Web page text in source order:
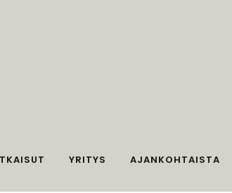
YRITYS AJANKOHTAISTA